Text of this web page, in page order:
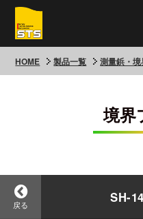
HOME 製品一覧 測量鋲・
境界
戻る SH-